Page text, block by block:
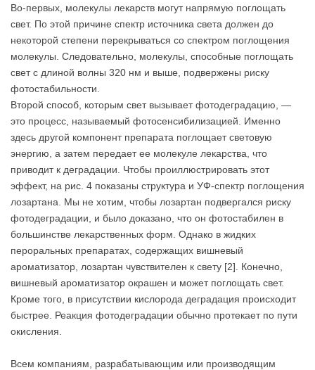
Во-первых, молекулы лекарств могут напрямую поглощать
свет. По этой причине спектр источника света должен до
некоторой степени перекрываться со спектром поглощения
молекулы. Следовательно, молекулы, способные поглощать
свет с длиной волны 320 нм и выше, подвержены риску
фотостабильности.
Второй способ, которым свет вызывает фотодеградацию, —
это процесс, называемый фотосенсибилизацией. Именно
здесь другой компонент препарата поглощает световую
энергию, а затем передает ее молекуле лекарства, что
приводит к деградации. Чтобы проиллюстрировать этот
эффект, на рис. 4 показаны структура и УФ-спектр поглощения
лозартана. Мы не хотим, чтобы лозартан подвергался риску
фотодеградации, и было доказано, что он фотостабилен в
большинстве лекарственных форм. Однако в жидких
пероральных препаратах, содержащих вишневый
ароматизатор, лозартан чувствителен к свету [2]. Конечно,
вишневый ароматизатор окрашен и может поглощать свет.
Кроме того, в присутствии кислорода деградация происходит
быстрее. Реакция фотодеградации обычно протекает по пути
окисления.
Всем компаниям, разрабатывающим или производящим